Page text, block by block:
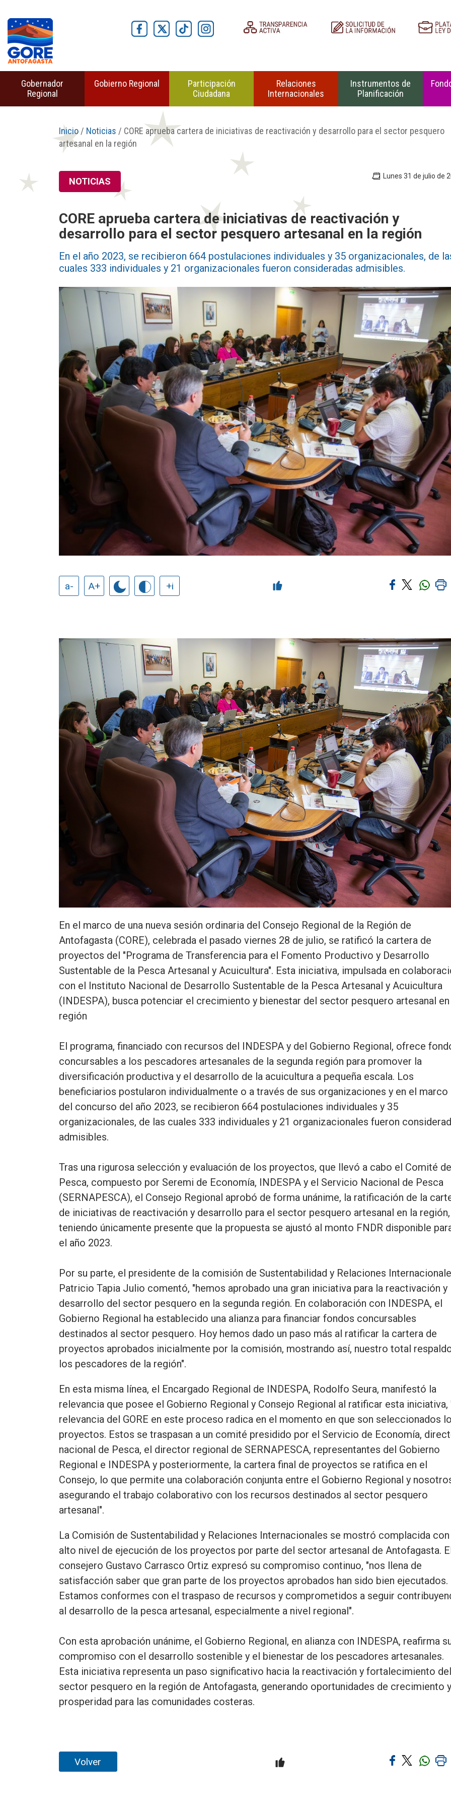
Gobernador
Regional
Gobierno Regional
Participación
Ciudadana
Relaciones
Internacionales
Instrumentos de
Planificación
Inicio/ Noticias / CORE aprueba cartera de iniciativas de reactivación y desarrollo para el sector pesquero
artesanal en la región
NOTICIAS Lunes 31 de julio de
CORE aprueba cartera de iniciativas de reactivación y
desarrollo para el sector pesquero artesanal en la región
En el año 2023, se recibieron 664 postulaciones individuales y 35 organizacionales, de
cuales 333 individuales y 21 organizacionales fueron consideradas admisibles.
a- A+ +i
En el marco de una nueva sesión ordinaria del Consejo Regional de la Región de
Antofagasta (CORE), celebrada el pasado viernes 28 de julio, se ratificó la cartera de
proyectos del "Programa de Transferencia para el Fomento Productivo y Desarrollo
Sustentable de la Pesca Artesanal y Acuicultura". Esta iniciativa, impulsada en
con el Instituto Nacional de Desarrollo Sustentable de la Pesca Artesanal y Acuicultura
(INDESPA), busca potenciar el crecimiento y bienestar del sector pesquero artesanal
región
El programa, financiado con recursos del INDESPA y del Gobierno Regional, ofrece
concursables a los pescadores artesanales de la segunda región para promover la
diversificación productiva y el desarrollo de la acuicultura a pequeña escala. Los
beneficiarios postularon individualmente o a través de sus organizaciones y en el marco
del concurso del año 2023, se recibieron 664 postulaciones individuales y 35
organizacionales, de las cuales 333 individuales y 21 organizacionales fueron
admisibles.
Tras una rigurosa selección y evaluación de los proyectos, que llevó a cabo el Comité de
Pesca, compuesto por Seremi de Economía, INDESPA y el Servicio Nacional de Pesca
(SERNAPESCA), el Consejo Regional aprobó de forma unánime, la ratificación de la
de iniciativas de reactivación y desarrollo para el sector pesquero artesanal en la región,
teniendo únicamente presente que la propuesta se ajustó al monto FNDR disponible
el año 2023.
Por su parte, el presidente de la comisión de Sustentabilidad y Relaciones
Patricio Tapia Julio comentó, "hemos aprobado una gran iniciativa para la reactivación y
desarrollo del sector pesquero en la segunda región. En colaboración con INDESPA, el
Gobierno Regional ha establecido una alianza para financiar fondos concursables
destinados al sector pesquero. Hoy hemos dado un paso más al ratificar la cartera de
proyectos aprobados inicialmente por la comisión, mostrando así, nuestro total
los pescadores de la región".
En esta misma línea, el Encargado Regional de INDESPA, Rodolfo Seura, manifestó la
relevancia que posee el Gobierno Regional y Consejo Regional al ratificar esta iniciativa,
relevancia del GORE en este proceso radica en el momento en que son seleccionados
proyectos. Estos se traspasan a un comité presidido por el Servicio de Economía,
nacional de Pesca, el director regional de SERNAPESCA, representantes del Gobierno
Regional e INDESPA y posteriormente, la cartera final de proyectos se ratifica en el
Consejo, lo que permite una colaboración conjunta entre el Gobierno Regional y
asegurando el trabajo colaborativo con los recursos destinados al sector pesquero
artesanal".
La Comisión de Sustentabilidad y Relaciones Internacionales se mostró complacida
alto nivel de ejecución de los proyectos por parte del sector artesanal de Antofagasta.
consejero Gustavo Carrasco Ortiz expresó su compromiso continuo, "nos llena de
satisfacción saber que gran parte de los proyectos aprobados han sido bien ejecutados.
Estamos conformes con el traspaso de recursos y comprometidos a seguir
al desarrollo de la pesca artesanal, especialmente a nivel regional".
Con esta aprobación unánime, el Gobierno Regional, en alianza con INDESPA, reafirma
compromiso con el desarrollo sostenible y el bienestar de los pescadores artesanales.
Esta iniciativa representa un paso significativo hacia la reactivación y fortalecimiento del
sector pesquero en la región de Antofagasta, generando oportunidades de crecimiento y
prosperidad para las comunidades costeras.
Volver